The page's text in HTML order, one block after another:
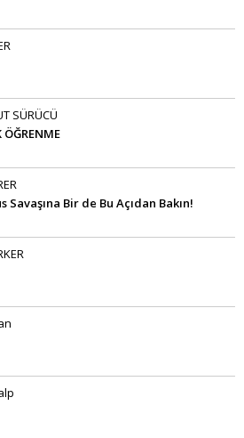
SÜRÜCÜ
ÖĞRENME
Savaşına Bir de Bu Açıdan Bakın!